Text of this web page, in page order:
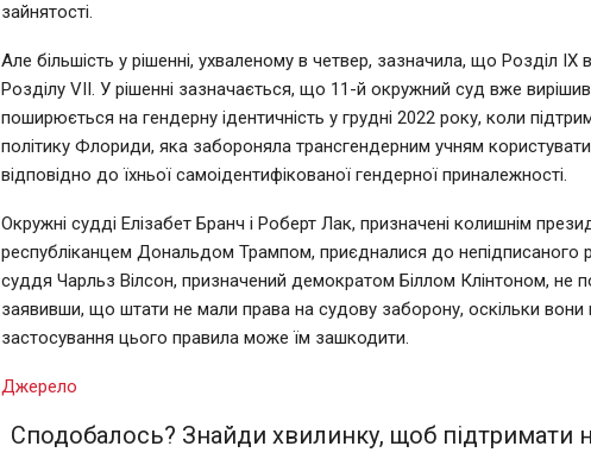
зайнятості.
Але більшість у рішенні, ухваленому в четвер, зазначила, що Розділ IX
Розділу VII. У рішенні зазначається, що 11-й окружний суд вже
поширюється на гендерну ідентичність у грудні 2022 року, коли
політику Флориди, яка забороняла трансгендерним учням
відповідно до їхньої самоідентифікованої гендерної приналежності.
Окружні судді Елізабет Бранч і Роберт Лак, призначені колишнім
республіканцем Дональдом Трампом, приєдналися до непідписаного
суддя Чарльз Вілсон, призначений демократом Біллом Клінтоном, не
заявивши, що штати не мали права на судову заборону, оскільки вони
застосування цього правила може їм зашкодити.
Джерело
Сподобалось? Знайди хвилинку, щоб підтримати